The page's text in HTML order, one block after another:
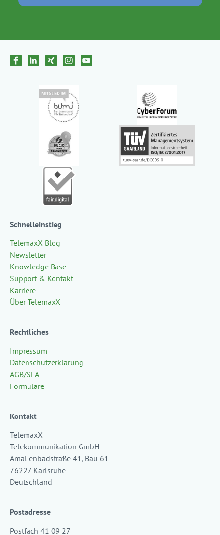
Schnelleinstieg
TelemaxX Blog
Newsletter
Knowledge Base
Support & Kontakt
Karriere
Über TelemaxX
Rechtliches
Impressum
Datenschutzerklärung
AGB/SLA
Formulare
Kontakt
TelemaxX
Telekommunikation GmbH
Amalienbadstraße 41, Bau 61
76227 Karlsruhe
Deutschland
Postadresse
Postfach 41 09 27